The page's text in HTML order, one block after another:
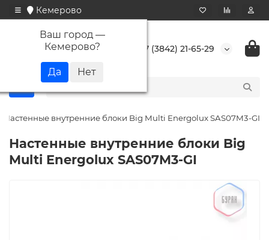
Кемерово
Ваш город —
Кемерово? +7 (3842) 21-65-29
Настенные внутренние блоки Big Multi Energolux SAS07M3-GI
Настенные внутренние блоки Big
Multi Energolux SAS07M3-GI